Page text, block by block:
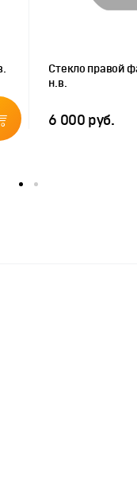
Стекло правой
н.в.
6 000 руб.